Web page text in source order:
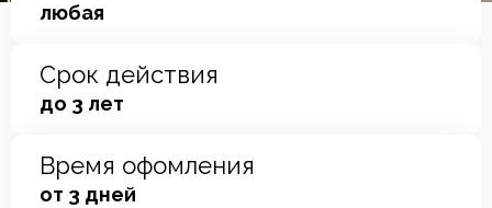
любая
Срок действия
до 3 лет
Время офомления
от 3 дней